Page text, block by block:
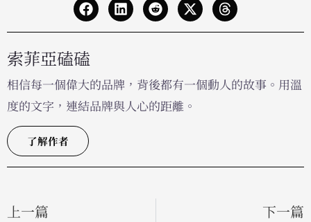
索菲亞磕磕
相信每一個偉大的品牌，背後都有一個動人的故事。用溫
度的文字，連結品牌與人心的距離。
了解作者
上一篇 下一篇